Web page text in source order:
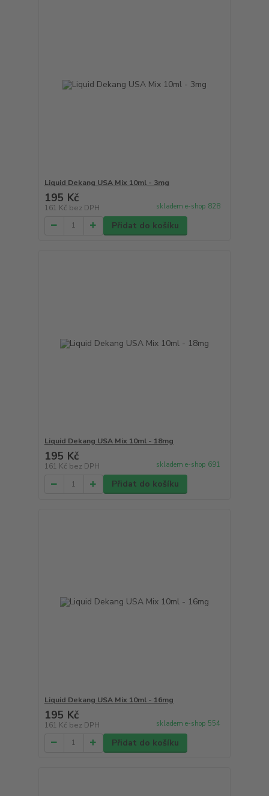
Liquid Dekang USA Mix 10ml - 3mg
195 Kč
161 Kč bez DPH skladem e-shop 828
Přidat do košíku
Liquid Dekang USA Mix 10ml - 18mg
195 Kč
161 Kč bez DPH skladem e-shop 691
Přidat do košíku
Liquid Dekang USA Mix 10ml - 16mg
195 Kč
161 Kč bez DPH skladem e-shop 554
Přidat do košíku